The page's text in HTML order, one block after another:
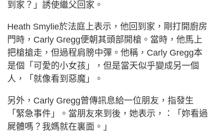
到家？」誘使繼父回家。
Heath Smylie於法庭上表示，他回到家，剛打開廚房
門時，Carly Gregg便朝其頭部開槍。當時，他馬上
把槍搶走，但過程肩膀中彈。他稱，Carly Gregg本
是個「可愛的小女孩」，但是當天似乎變成另一個
人，「就像看到惡魔」。
另外，Carly Gregg曾傳訊息給一位朋友，指發生
「緊急事件」。當朋友來到後，她表示，：「妳看過
屍體嗎？我媽就在裏面。」